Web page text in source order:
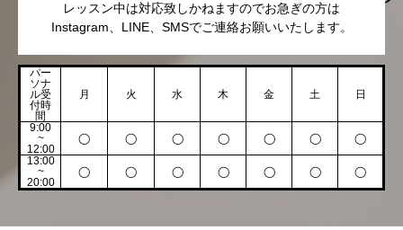
レッスン中は対応致しかねますのでお急ぎの方は
Instagram、LINE、SMSでご連絡お願いいたします。
パー
ソナ
ル受
付時
間
月 火 水 木 金 土 日
9:00
~
12:00
◯ ◯ ◯ ◯ ◯ ◯
◯
13:00
~
20:00
◯ ◯ ◯ ◯ ◯ ◯ ◯